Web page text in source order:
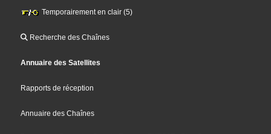
Temporairement en clair (5)
Recherche des Chaînes
Annuaire des Satellites
Rapports de réception
Annuaire des Chaînes